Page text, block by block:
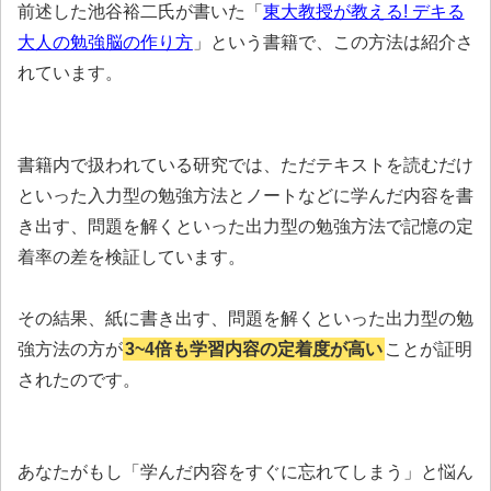
前述した池谷裕二氏が書いた「 東大教授が教える! デキる
大人の勉強脳の作り方」という書籍で、この方法は紹介さ
れています。
書籍内で扱われている研究では、ただテキストを読むだけ
といった入力型の勉強方法とノートなどに学んだ内容を書
き出す、問題を解くといった出力型の勉強方法で記憶の定
着率の差を検証しています。
その結果、紙に書き出す、問題を解くといった出力型の勉
強方法の方が3~4倍も学習内容の定着度が高い ことが証明
されたのです。
あなたがもし「学んだ内容をすぐに忘れてしまう」と悩ん